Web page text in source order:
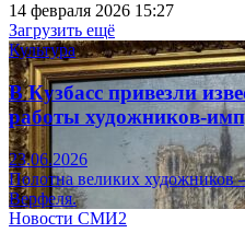
14 февраля 2026 15:27
Загрузить ещё
Культура
В Кузбасс привезли
работы художников-
23.06.2026
Полотна великих
Верфеля.
Новости СМИ2